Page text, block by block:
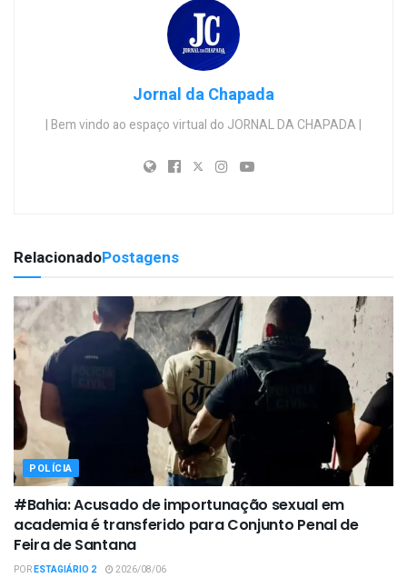
Jornal da Chapada
| Bem vindo ao espaço virtual do JORNAL DA CHAPADA |
RelacionadoPostagens
POLÍCIA
#Bahia: Acusado de importunação sexual em
academia é transferido para Conjunto Penal de
Feira de Santana
PORESTAGIÁRIO 2 2026/08/06